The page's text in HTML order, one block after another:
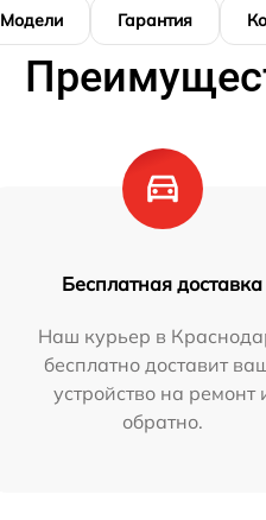
Модели Гарантия
Бесплатная доставка
Наш курьер в
бесплатно доставит
устройство на ремонт
обратно.